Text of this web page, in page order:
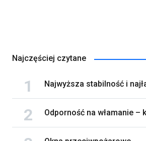
Najczęściej czytane
Najwyższa stabilność i
Odporność na włamanie –